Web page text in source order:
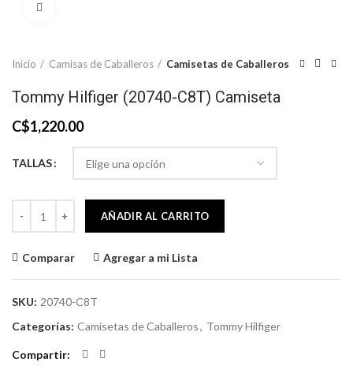
Inicio Camisas de Caballeros Camisetas de Caballeros
Tommy Hilfiger (20740-C8T) Camiseta
C$1,220.00
TALLAS
AÑADIR AL CARRITO
Comparar Agregar a mi Lista
SKU: 20740-C8T
Categorías: Camisetas de Caballeros, Tommy Hilfiger
Compartir